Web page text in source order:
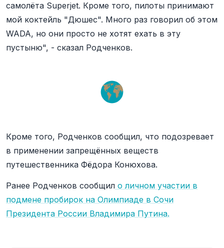
самолёта Superjet. Кроме того, пилоты принимают
мой коктейль "Дюшес". Много раз говорил об этом
WADA, но они просто не хотят ехать в эту
пустыню", - сказал Родченков.
Кроме того, Родченков сообщил, что подозревает
в применении запрещённых веществ
путешественника Фёдора Конюхова.
Ранее Родченков сообщил о личном участии в
подмене пробирок на Олимпиаде в Сочи
Президента России Владимира Путина.